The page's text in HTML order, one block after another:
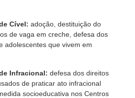
Cível: adoção, destituição do
de vaga em creche, defesa dos
adolescentes que vivem em
Infracional: defesa dos direitos
de praticar ato infracional
socioeducativa nos Centros